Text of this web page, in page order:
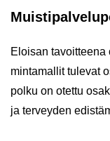
Eloi­san
min­ta­mal­lit tu­le­vat
pol­ku on otet­tu
ja ter­vey­den